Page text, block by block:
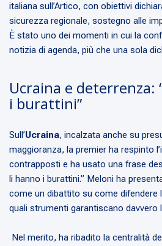
italiana sull’Artico, con obiettivi
sicurezza regionale, sostegno alle
È stato uno dei momenti in cui la
notizia di agenda, più che una sola
Ucraina e deterrenza:
i burattini”
Sull’Ucraina, incalzata anche su
maggioranza, la premier ha respinto
contrapposti e ha usato una frase
li hanno i burattini.” Meloni ha
come un dibattito su come difendere
quali strumenti garantiscano davvero
Nel merito, ha ribadito la centralità